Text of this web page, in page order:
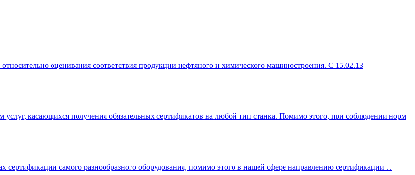
оценивания соответствия продукции нефтяного и химического машиностроения. С 15.02.13
услуг, касающихся получения обязательных сертификатов на любой тип станка. Помимо этого, при соблюдении норм
самого разнообразного оборудования, помимо этого в нашей сфере направлению сертификации ...